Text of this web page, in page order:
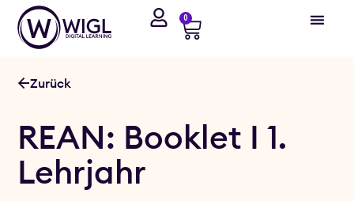
0
Zurück
REAN: Booklet I 1.
Lehrjahr